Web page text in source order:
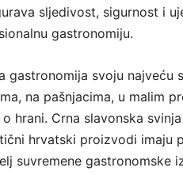
sljedivost, sigurnost i
gastronomiju.
gastronomija svoju najveću
na pašnjacima, u malim
hrani. Crna slavonska
hrvatski proizvodi imaju
suvremene gastronomske